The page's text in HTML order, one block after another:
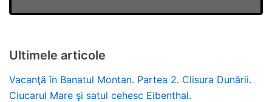
Ultimele articole
Vacanţă în Banatul Montan. Partea 2. Clisura Dunării.
Ciucarul Mare şi satul cehesc Eibenthal.